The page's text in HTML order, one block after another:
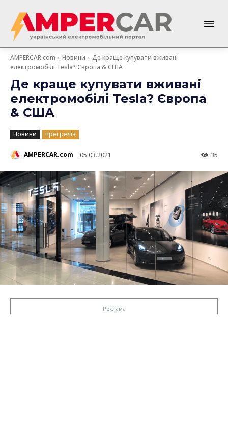
AMPERCAR.com Новини
Де краще купувати вживані
електромобілі Tesla? Європа & США
Де краще купувати вживані
електромобілі Tesla? Європа
& США
Новини пресреліз
AMPERCAR.com 05.03.2021 35